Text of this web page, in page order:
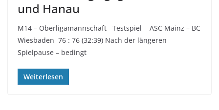
und Hanau
M14 – Oberligamannschaft Testspiel ASC Mainz – BC
Wiesbaden 76 : 76 (32:39) Nach der längeren
Spielpause – bedingt
Weiterlesen